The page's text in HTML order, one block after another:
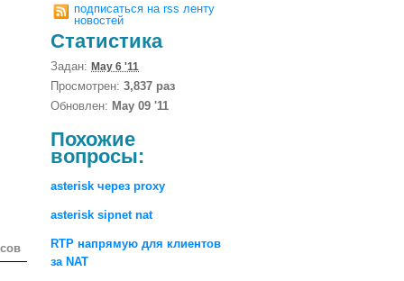
подписаться на rss ленту
новостей
Статистика
Задан: May 6 '11
Просмотрен: 3,837 раз
Обновлен: May 09 '11
Похожие
вопросы:
asterisk через proxy
asterisk sipnet nat
RTP напрямую для клиентов
за NAT